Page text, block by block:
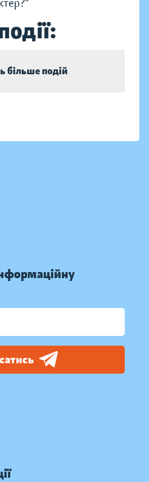
більше подій